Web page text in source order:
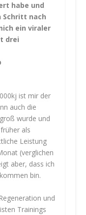
habe und
nach
ein viraler
drei
ist mir der
auch die
wurde und
als
Leistung
(verglichen
aber, dass ich
bin.
und
Trainings